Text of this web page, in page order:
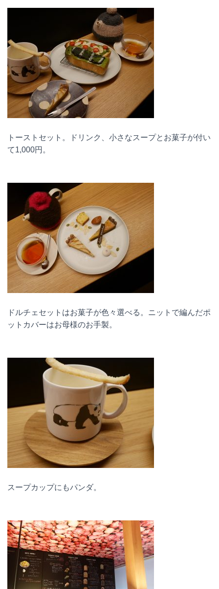
トーストセット。ドリンク、小さなスープとお菓子が付い
て1,000円。
ドルチェセットはお菓子が色々選べる。ニットで編んだポ
ットカバーはお母様のお手製。
スープカップにもパンダ。